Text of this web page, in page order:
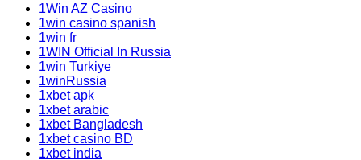
1Win AZ Casino
1win casino spanish
1win fr
1WIN Official In Russia
1win Turkiye
1winRussia
1xbet apk
1xbet arabic
1xbet Bangladesh
1xbet casino BD
1xbet india